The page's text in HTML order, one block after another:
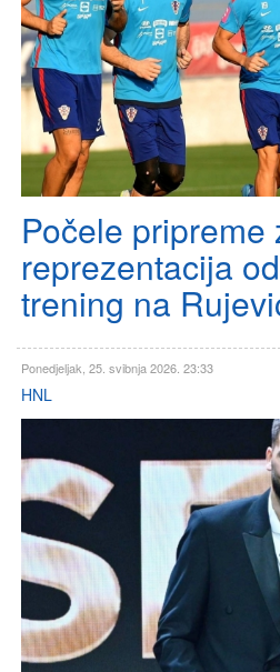
Počele pripreme
reprezentacija
trening na
Ponedjeljak, 25. svibnja 2026. 23:33
HNL